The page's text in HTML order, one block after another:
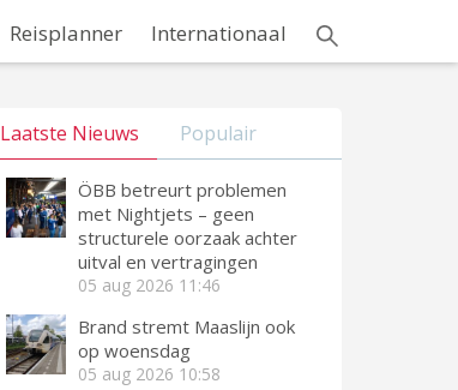
Reisplanner Internationaal
Laatste Nieuws Populair
ÖBB betreurt problemen
met Nightjets – geen
structurele oorzaak achter
uitval en vertragingen
05 aug 2026 11:46
Brand stremt Maaslijn ook
op woensdag
05 aug 2026 10:58